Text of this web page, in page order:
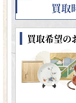
買取
買取希望の